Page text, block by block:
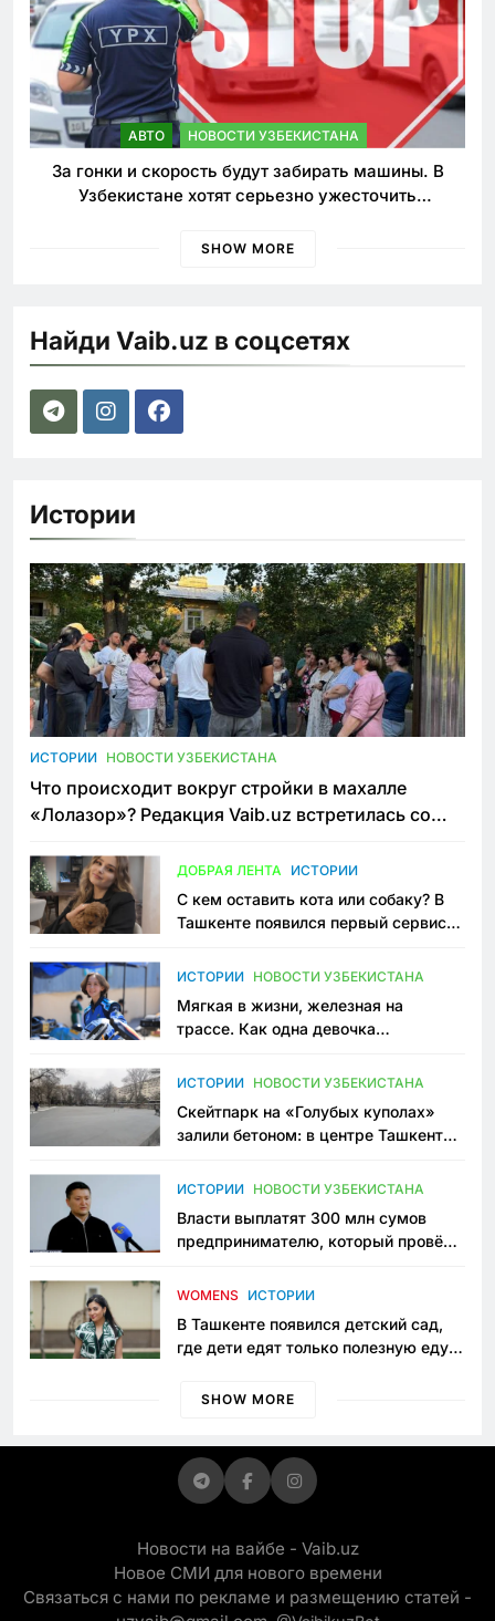
АВТО НОВОСТИ УЗБЕКИСТАНА
За гонки и скорость будут забирать машины. В
Узбекистане хотят серьезно ужесточить
SHOW MORE
Найди Vaib.uz в соцсетях
Истории
ИСТОРИИ НОВОСТИ УЗБЕКИСТАНА
Что происходит вокруг стройки в махалле
«Лолазор»? Редакция Vaib.uz встретилась со
ДОБРАЯ ЛЕНТА ИСТОРИИ
С кем оставить кота или собаку? В
Ташкенте появился первый сервис
ИСТОРИИ НОВОСТИ УЗБЕКИСТАНА
Мягкая в жизни, железная на
трассе. Как одна девочка
Узбекистане
ИСТОРИИ НОВОСТИ УЗБЕКИСТАНА
Скейтпарк на «Голубых куполах»
залили бетоном: в центре Ташкента
пространство
ИСТОРИИ НОВОСТИ УЗБЕКИСТАНА
Власти выплатят 300 млн сумов
предпринимателю, который провёл
приговору
WOMENS ИСТОРИИ
В Ташкенте появился детский сад,
где дети едят только полезную еду.
просить «кашу без сахара»
SHOW MORE
Новости на вайбе - Vaib.uz
Новое СМИ для нового времени
Связаться с нами по рекламе и размещению статей -